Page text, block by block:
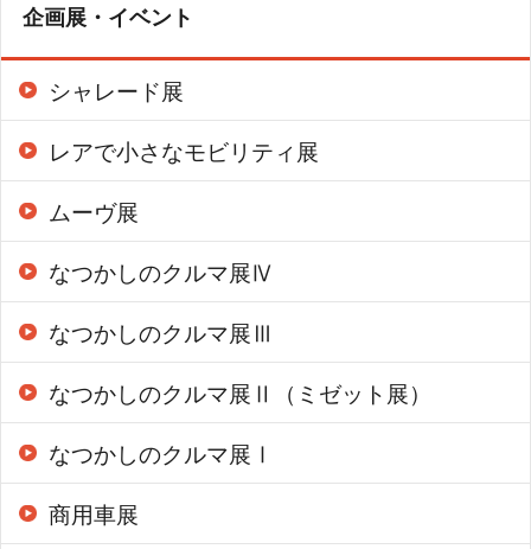
企画展・イベント
シャレード展
レアで小さなモビリティ展
ムーヴ展
なつかしのクルマ展Ⅳ
なつかしのクルマ展Ⅲ
なつかしのクルマ展Ⅱ（ミゼット展）
なつかしのクルマ展Ⅰ
商用車展